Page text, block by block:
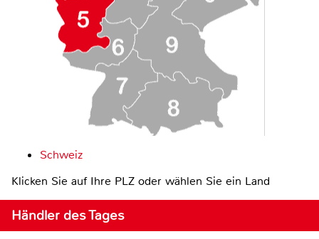
Schweiz
Klicken Sie auf Ihre PLZ oder wählen Sie ein Land
Händler des Tages